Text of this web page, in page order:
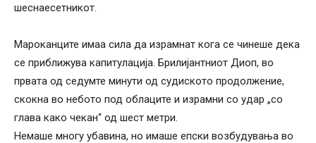
шеснаесетникот.
Мароканците имаа сила да израмнат кога се чинеше дека
се приближува капитулација. Брилијантниот Диоп, во
првата од седумте минути од судиското продолжение,
скокна во небото под облаците и израмни со удар „со
глава како чекан“ од шест метри.
Немаше многу убавина, но имаше епски возбудувања во